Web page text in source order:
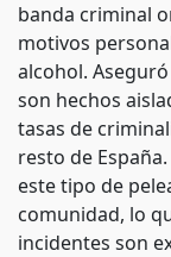
banda criminal
motivos
alcohol.
son hechos
tasas de
resto de
este tipo de
comunidad, lo
incidentes son